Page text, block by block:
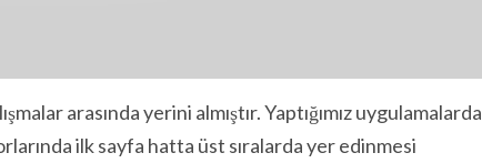
arasında yerini almıştır. Yaptığımız uygulamalarda
ilk sayfa hatta üst sıralarda yer edinmesi